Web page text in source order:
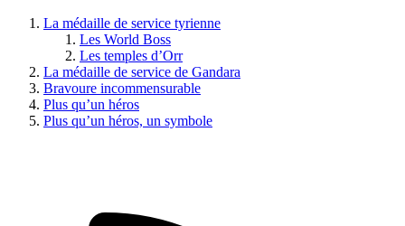
La médaille de service tyrienne
Les World Boss
Les temples d’Orr
La médaille de service de Gandara
Bravoure incommensurable
Plus qu’un héros
Plus qu’un héros, un symbole